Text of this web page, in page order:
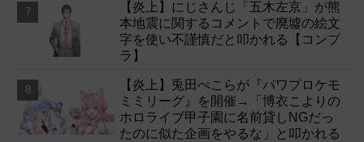
【炎上】にじさんじ「五木左京」が熊
本地震に関するコメントで廃墟の絵文
字を使い不謹慎だと叩かれる【コンプ
ラ】
【炎上】兎田ぺこらが『パワプロケモ
ミミリーグ』を開催→「博衣こよりの
ホロライブ甲子園に名前貸しNGだっ
たのに似た企画をやるな」と叩かれる